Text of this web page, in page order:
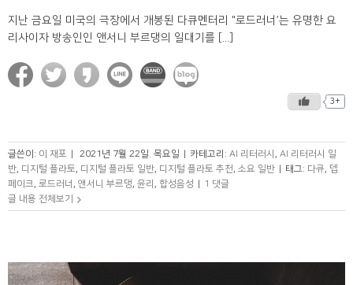
지난 금요일 미국의 극장에서 개봉된 다큐멘터리 "로드러너’는 유명한 요
리사이자 방송인인 앤서니 부르댕의 일대기를 [...]
3+
글쓴이: 이 재포 | 2021년 7월 22일. 목요일 | 카테고리: AI 리터러시 , AI 리터러시 일
반, 디지털 플라토, 디지털 플라토 일반, 디지털 플라토 추천, 소요 일반 | 태그: 다큐, 뎁
페이크, 로드러너 , 앤서니 부르댕, 윤리 , 합성음성 |
1 댓글
글 내용 전체보기